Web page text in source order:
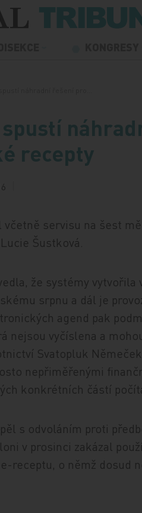
spustí
recepty
servisu na šest
Šustková.
že systémy vytvořila
srpnu a dál je
agend pak
nejsou vyčíslena a
Svatopluk
nepřiměřenými
konkrétních částí
s odvoláním proti
v prosinci zakázal
receptu, o němž dosud